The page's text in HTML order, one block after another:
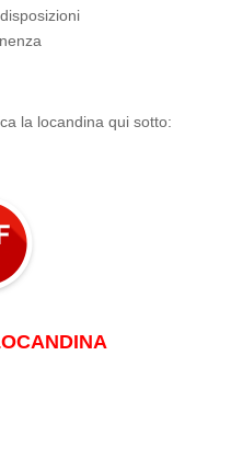
la locandina qui sotto: